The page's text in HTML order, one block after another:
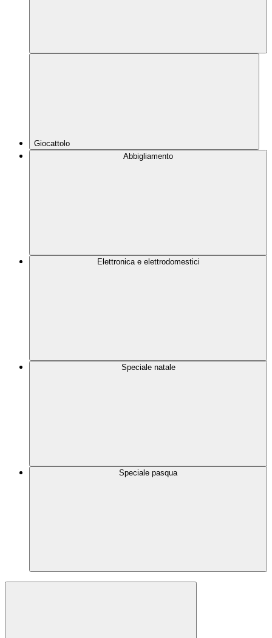
Giocattolo
Abbigliamento
Elettronica e elettrodomestici
Speciale natale
Speciale pasqua